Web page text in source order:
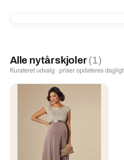
Alle nytårskjoler (1)
Kurateret udvalg · priser opdateres dagligt